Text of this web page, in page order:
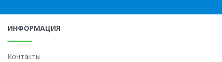
ИНФОРМАЦИЯ
Контакты